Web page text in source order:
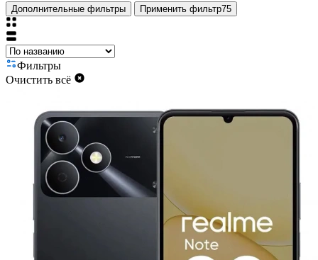
Дополнительные фильтры Применить фильтр75
Фильтры
Очистить всё